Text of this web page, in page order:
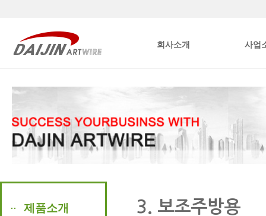
회사소개 사업
제품소개 3. 보조주방용